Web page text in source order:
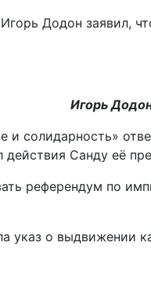
Додон заявил,
Игорь
солидарность»
Санду её
референдум по
указ о